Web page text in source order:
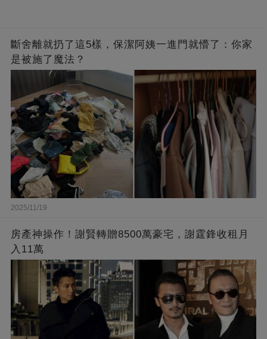
斷舍離就扔了這5樣，保潔阿姨一進門就懵了：你家
是被施了魔法？
2025/11/19
房產神操作！謝賢轉贈8500萬豪宅，謝霆鋒收租月
入11萬